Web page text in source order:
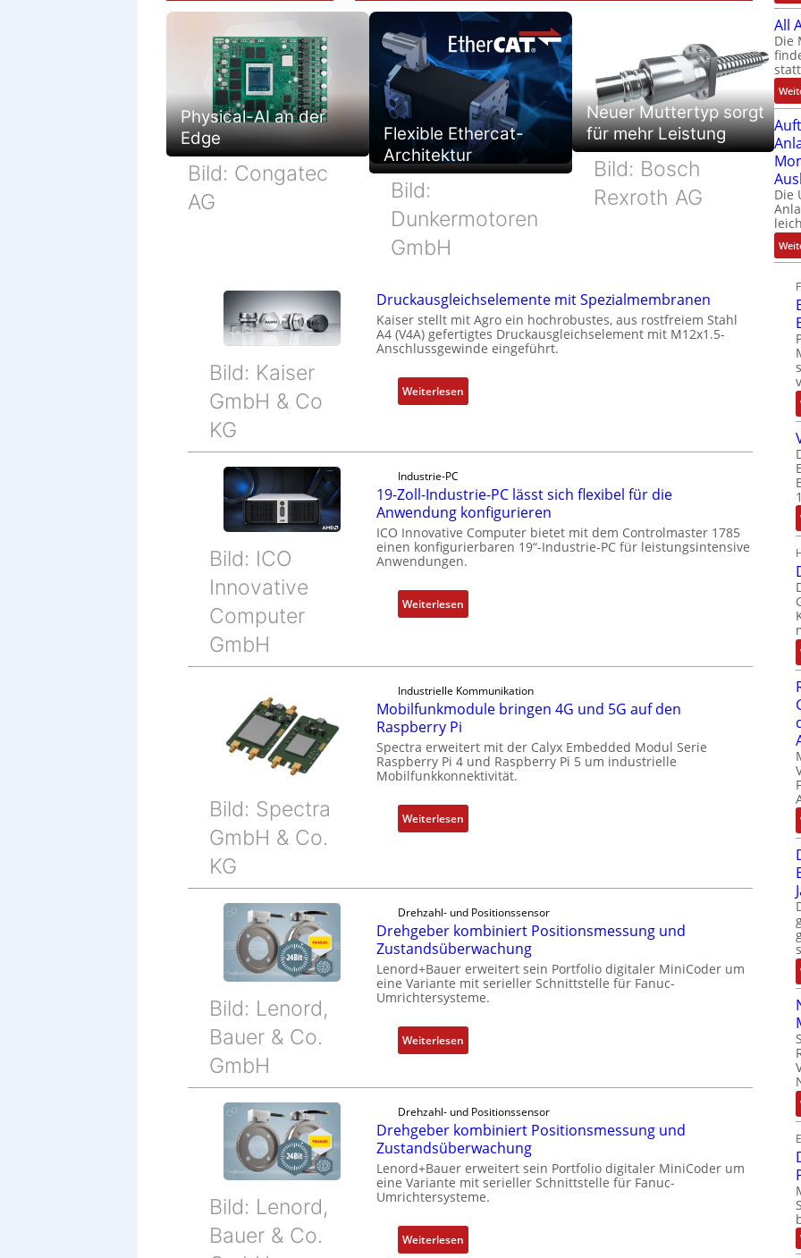
Physical-AI an der
Edge
Bild: Congatec
AG
Flexible Ethercat-
Architektur
Bild:
Dunkermotoren
GmbH
Neuer Muttertyp sorgt
für mehr Leistung
Bild: Bosch
Rexroth AG
Bild: Kaiser
GmbH & Co
KG
Druckausgleichselemente mit Spezialmembranen
Kaiser stellt mit Agro ein hochrobustes, aus rostfreiem Stahl
A4 (V4A) gefertigtes Druckausgleichselement mit M12x1.5-
Anschlussgewinde eingeführt.
Weiterlesen:
D
a
u
s
g
e
i
s
e
l
m
e
n
t
e
p
e
z
i
a
m
e
b
n
Bild: ICO
Innovative
Computer
GmbH
Industrie-PC
19-Zoll-Industrie-PC lässt sich flexibel für die
Anwendung konfigurieren
ICO Innovative Computer bietet mit dem Controlmaster 1785
einen konfigurierbaren 19“-Industrie-PC für leistungsintensive
Anwendungen.
Weiterlesen:
1
o
l
-
I
d
u
r
-
C
l
s
s
i
c
h
f
l
e
x
i
Bild: Spectra
GmbH & Co.
KG
Industrielle Kommunikation
Mobilfunkmodule bringen 4G und 5G auf den
Raspberry Pi
Spectra erweitert mit der Calyx Embedded Modul Serie
Raspberry Pi 4 und Raspberry Pi 5 um industrielle
Mobilfunkkonnektivität.
Weiterlesen:
M
i
l
f
u
n
k
m
o
d
b
r
i
n
g
n
4
Bild: Lenord,
Bauer & Co.
GmbH
Drehzahl- und Positionssensor
Drehgeber kombiniert Positionsmessung und
Zustandsüberwachung
Lenord+Bauer erweitert sein Portfolio digitaler MiniCoder um
eine Variante mit serieller Schnittstelle für Fanuc-
Umrichtersysteme.
Weiterlesen:
D
h
g
e
b
e
k
o
Bild: Lenord,
Bauer & Co.
Drehzahl- und Positionssensor
Drehgeber kombiniert Positionsmessung und
Zustandsüberwachung
Lenord+Bauer erweitert sein Portfolio digitaler MiniCoder um
eine Variante mit serieller Schnittstelle für Fanuc-
Umrichtersysteme.
Weiterlesen:
All
Die
Die